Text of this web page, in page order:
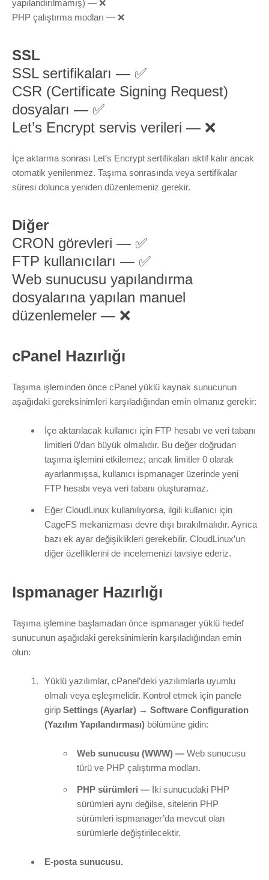
yapılandırılmamış) — ❌
PHP çalıştırma modları — ❌
SSL
SSL sertifikaları — ✅
CSR (Certificate Signing Request)
dosyaları — ✅
Let’s Encrypt servis verileri — ❌
İçe aktarma sonrası Let’s Encrypt sertifikaları aktif kalır ancak
otomatik yenilenmez. Taşıma sonrasında veya sertifikalar
süresi dolunca yeniden düzenlemeniz gerekir.
Diğer
CRON görevleri — ✅
FTP kullanıcıları — ✅
Web sunucusu yapılandırma
dosyalarına yapılan manuel
düzenlemeler — ❌
cPanel Hazırlığı
Taşıma işleminden önce cPanel yüklü kaynak sunucunun
aşağıdaki gereksinimleri karşıladığından emin olmanız gerekir:
İçe aktarılacak kullanıcı için FTP hesabı ve veri tabanı
limitleri 0’dan büyük olmalıdır. Bu değer doğrudan
taşıma işlemini etkilemez; ancak limitler 0 olarak
ayarlanmışsa, kullanıcı ispmanager üzerinde yeni
FTP hesabı veya veri tabanı oluşturamaz.
Eğer CloudLinux kullanılıyorsa, ilgili kullanıcı için
CageFS mekanizması devre dışı bırakılmalıdır. Ayrıca
bazı ek ayar değişiklikleri gerekebilir. CloudLinux’un
diğer özelliklerini de incelemenizi tavsiye ederiz.
Ispmanager Hazırlığı
Taşıma işlemine başlamadan önce ispmanager yüklü hedef
sunucunun aşağıdaki gereksinimlerin karşıladığından emin
olun:
Yüklü yazılımlar, cPanel’deki yazılımlarla uyumlu
olmalı veya eşleşmelidir. Kontrol etmek için panele
girip Settings (Ayarlar) → Software Configuration
(Yazılım Yapılandırması) bölümüne gidin:
Web sunucusu (WWW) — Web sunucusu
türü ve PHP çalıştırma modları.
PHP sürümleri — İki sunucudaki PHP
sürümleri aynı değilse, sitelerin PHP
sürümleri ispmanager’da mevcut olan
sürümlerle değiştirilecektir.
E-posta sunucusu.